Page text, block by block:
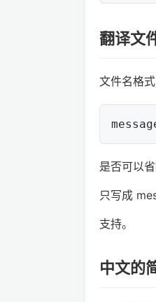
翻译文
文件名格式
是否可以
只写成
支持。
中文的